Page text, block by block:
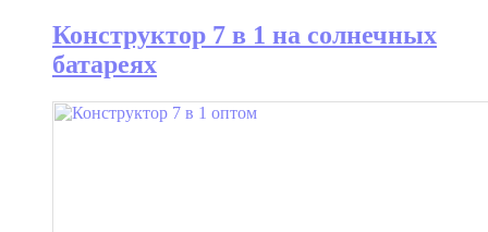
Конструктор 7 в 1 на солнечных
батареях